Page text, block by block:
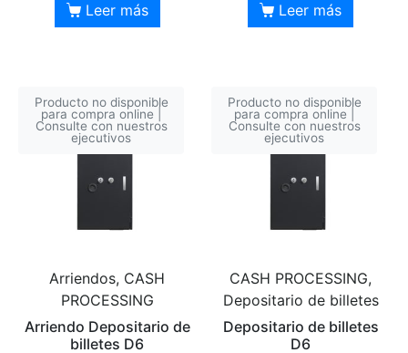
Leer más Leer más
Producto no disponible
para compra online |
Consulte con nuestros
ejecutivos
Arriendos, CASH
PROCESSING
Arriendo Depositario de
billetes D6
Producto no disponible
para compra online |
Consulte con nuestros
ejecutivos
CASH PROCESSING,
Depositario de billetes
Depositario de billetes
D6